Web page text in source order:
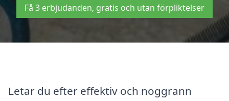
Få 3 erbjudanden, gratis och utan förpliktelser
Letar du efter effektiv och noggrann